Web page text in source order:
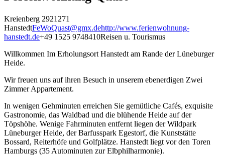
Kreienberg 2921271
HanstedtFeWoQuast@gmx.dehttp://www.ferienwohnung-
hanstedt.de+49 1525 9748410Reisen u. Tourismus
Willkommen Im Erholungsort Hanstedt am Rande der Lüneburger
Heide.
Wir freuen uns auf ihren Besuch in unserem ebenerdigen Zwei
Zimmer Appartement.
In wenigen Gehminuten erreichen Sie gemütliche Cafés, exquisite
Gastronomie, das Waldbad und die blühende Heide auf der
Töpshöhe. Wenige Fahrminuten entfernt liegen der Wildpark
Lüneburger Heide, der Barfusspark Egestorf, die Kunststätte
Bossard, Reiterhöfe und Golfplätze. Hanstedt liegt vor den Toren
Hamburgs (35 Autominuten zur Elbphilharmonie).